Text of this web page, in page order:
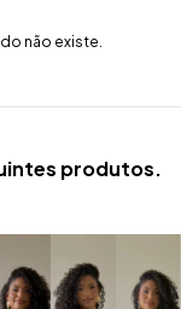
não existe.
produtos.